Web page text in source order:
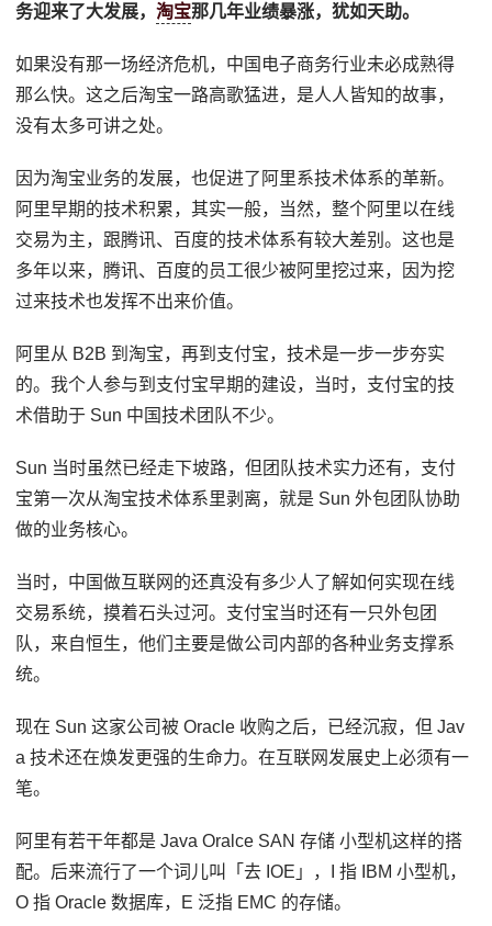
务迎来了大发展，淘宝那几年业绩暴涨，犹如天助。
如果没有那一场经济危机，中国电子商务行业未必成熟得
那么快。这之后淘宝一路高歌猛进，是人人皆知的故事，
没有太多可讲之处。
因为淘宝业务的发展，也促进了阿里系技术体系的革新。
阿里早期的技术积累，其实一般，当然，整个阿里以在线
交易为主，跟腾讯、百度的技术体系有较大差别。这也是
多年以来，腾讯、百度的员工很少被阿里挖过来，因为挖
过来技术也发挥不出来价值。
阿里从 B2B 到淘宝，再到支付宝，技术是一步一步夯实
的。我个人参与到支付宝早期的建设，当时，支付宝的技
术借助于 Sun 中国技术团队不少。
Sun 当时虽然已经走下坡路，但团队技术实力还有，支付
宝第一次从淘宝技术体系里剥离，就是 Sun 外包团队协助
做的业务核心。
当时，中国做互联网的还真没有多少人了解如何实现在线
交易系统，摸着石头过河。支付宝当时还有一只外包团
队，来自恒生，他们主要是做公司内部的各种业务支撑系
统。
现在 Sun 这家公司被 Oracle 收购之后，已经沉寂，但 Jav
a 技术还在焕发更强的生命力。在互联网发展史上必须有一
笔。
阿里有若干年都是 Java Oralce SAN 存储 小型机这样的搭
配。后来流行了一个词儿叫「去 IOE」，I 指 IBM 小型机，
O 指 Oracle 数据库，E 泛指 EMC 的存储。